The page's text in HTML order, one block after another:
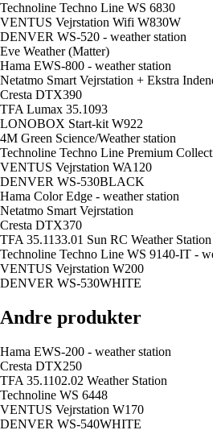
Technoline Techno Line WS 6830
VENTUS Vejrstation Wifi W830W
DENVER WS-520 - weather station
Eve Weather (Matter)
Hama EWS-800 - weather station
Netatmo Smart Vejrstation + Ekstra
Cresta DTX390
TFA Lumax 35.1093
LONOBOX Start-kit W922
4M Green Science/Weather station
Technoline Techno Line Premium
VENTUS Vejrstation WA120
DENVER WS-530BLACK
Hama Color Edge - weather station
Netatmo Smart Vejrstation
Cresta DTX370
TFA 35.1133.01 Sun RC Weather Station
Technoline Techno Line WS 9140-IT -
VENTUS Vejrstation W200
DENVER WS-530WHITE
Andre produkter
Hama EWS-200 - weather station
Cresta DTX250
TFA 35.1102.02 Weather Station
Technoline WS 6448
VENTUS Vejrstation W170
DENVER WS-540WHITE